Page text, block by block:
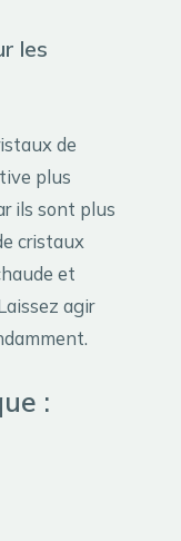
les
de
plus
ils sont plus
cristaux
et
agir
: